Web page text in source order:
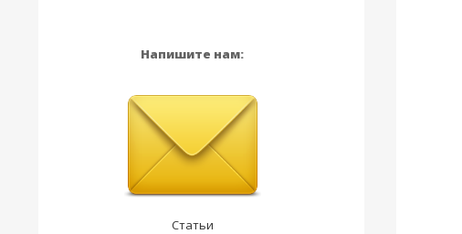
Напишите нам:
Статьи